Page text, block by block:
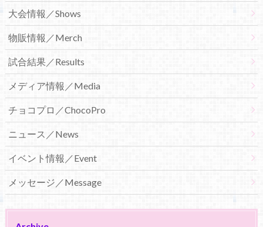
大会情報／Shows
物販情報／Merch
試合結果／Results
メディア情報／Media
チョコプロ／ChocoPro
ニュース／News
イベント情報／Event
メッセージ／Message